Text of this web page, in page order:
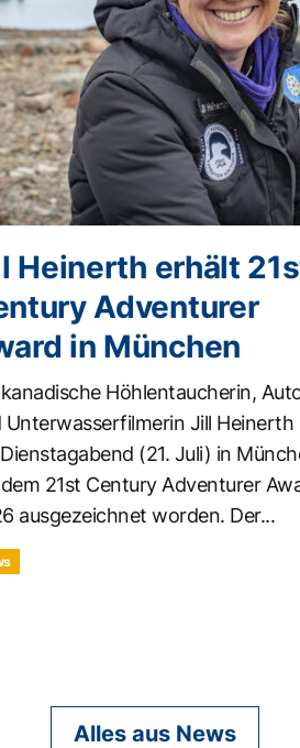
Heinerth erhält
Adventurer
in München
Höhlentaucherin,
Unterwasserfilmerin Jill Heinerth
(21. Juli) in
21st Century Adventurer
ausgezeichnet worden. Der...
Alles aus News